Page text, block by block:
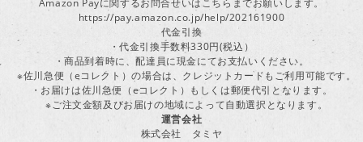
Amazon Payに関するお問合せいはこちらまでお願いします。
https://pay.amazon.co.jp/help/202161900
代金引換
・代金引換手数料330円(税込）
・商品到着時に、配達員に現金にてお支払いください。
※佐川急便（eコレクト）の場合は、クレジットカードもご利用可能です。
・お届けは佐川急便（eコレクト）もしくは郵便代引となります。
※ご注文金額及びお届けの地域によって自動選択となります。
運営会社
株式会社 タミヤ